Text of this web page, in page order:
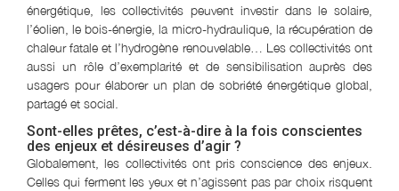
énergétique, les collectivités peuvent investir dans le solaire,
l’éolien, le bois-énergie, la micro-hydraulique, la récupération de
chaleur fatale et l’hydrogène renouvelable… Les collectivités ont
aussi un rôle d’exemplarité et de sensibilisation auprès des
usagers pour élaborer un plan de sobriété énergétique global,
partagé et social.
Sont-elles prêtes, c’est-à-dire à la fois conscientes
des enjeux et désireuses d’agir ?
Globalement, les collectivités ont pris conscience des enjeux.
Celles qui ferment les yeux et n’agissent pas par choix risquent